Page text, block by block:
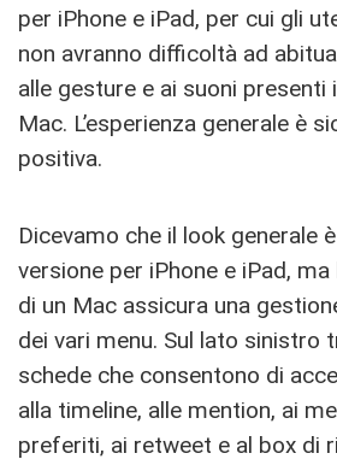
per iPhone e iPad, per cui gli
non avranno difficoltà ad
alle gesture e ai suoni presenti
Mac. L’esperienza generale è
positiva.
Dicevamo che il look generale
versione per iPhone e iPad, ma
di un Mac assicura una
dei vari menu. Sul lato sinistro
schede che consentono di
alla timeline, alle mention, ai
preferiti, ai retweet e al box di